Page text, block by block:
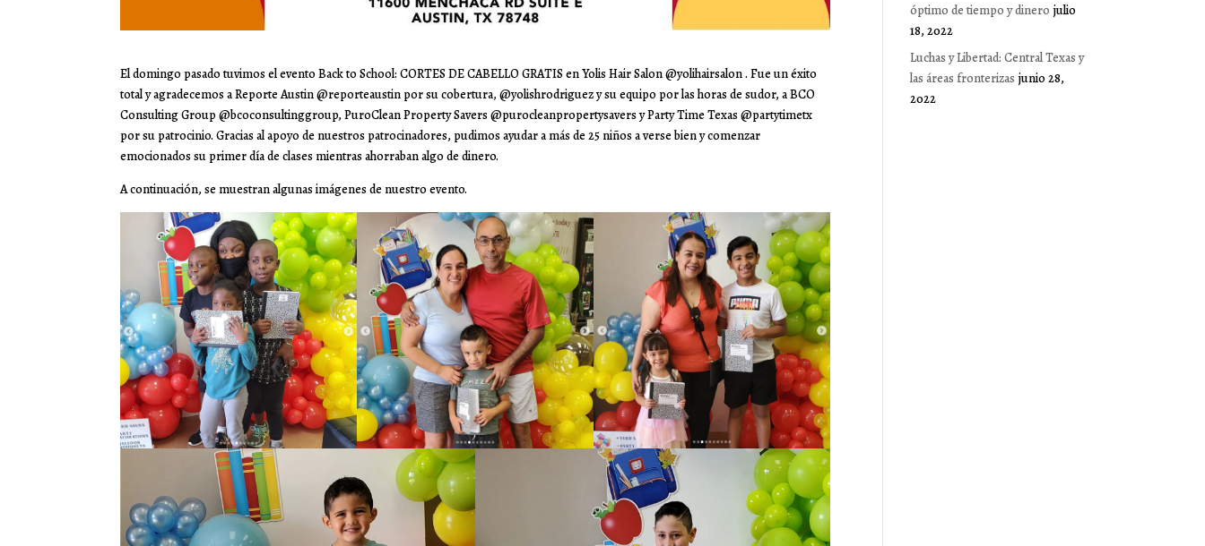
El domingo pasado tuvimos el evento Back to School: CORTES DE CABELLO GRATIS en Yolis Hair Salon @yolihairsalon . Fue un éxito
total y agradecemos a Reporte Austin @reporteaustin por su cobertura, @yolishrodriguez y su equipo por las horas de sudor, a BCO
Consulting Group @bcoconsultinggroup, PuroClean Property Savers @purocleanpropertysavers y Party Time Texas @partytimetx
por su patrocinio. Gracias al apoyo de nuestros patrocinadores, pudimos ayudar a más de 25 niños a verse bien y comenzar
emocionados su primer día de clases mientras ahorraban algo de dinero.
A continuación, se muestran algunas imágenes de nuestro evento.
óptimo de tiempo y dinero julio
18, 2022
Luchas y Libertad: Central Texas y
las áreas fronterizas junio 28,
2022